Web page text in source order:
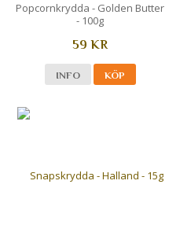
Popcornkrydda - Golden Butter
- 100g
59 KR
INFO KÖP